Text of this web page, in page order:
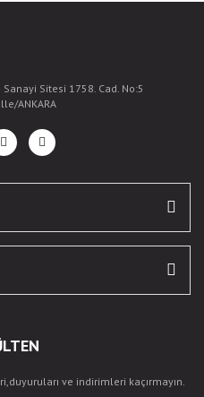
Sitesi 1758. Cad. No:5
ANKARA
ve indirimleri kaçırmayın.